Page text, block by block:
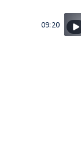
09:20